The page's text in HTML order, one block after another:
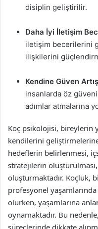
disiplin geliştirilir.
Daha İyi İletişim
iletişim becerilerini
ilişkilerini
Kendine Güven
insanlarda öz
adımlar atmalarına
Koç psikolojisi, bireylerin
kendilerini
hedeflerin belirlenmesi,
stratejilerin
oluşturmaktadır. Koçluk,
profesyonel yaşamlarında
olurken, yaşamlarına
oynamaktadır. Bu
süreçlerinde dikkate